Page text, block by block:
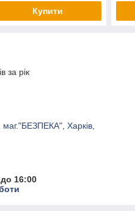
Купити
за рік
маг."БЕЗПЕКА", Харків,
16:00